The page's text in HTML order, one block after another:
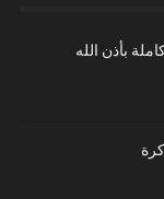
بأذن الله